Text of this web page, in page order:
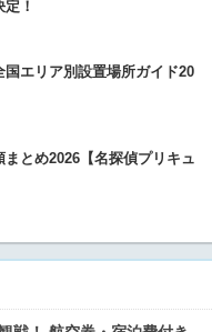
！
エリア別設置場所ガイド20
とめ2026【名探偵プリキュ